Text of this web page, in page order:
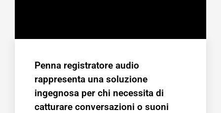
Penna registratore audio
rappresenta una soluzione
ingegnosa per chi necessita di
catturare conversazioni o suoni